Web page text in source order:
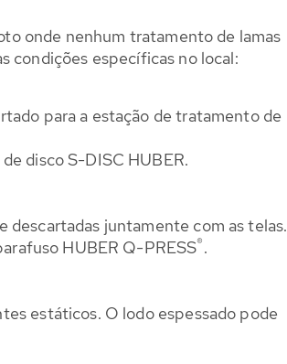
onde nenhum tratamento de lamas
condições específicas no local:
para a estação de tratamento de
disco S-DISC HUBER.
descartadas juntamente com as telas.
HUBER Q-PRESS®.
estáticos. O lodo espessado pode